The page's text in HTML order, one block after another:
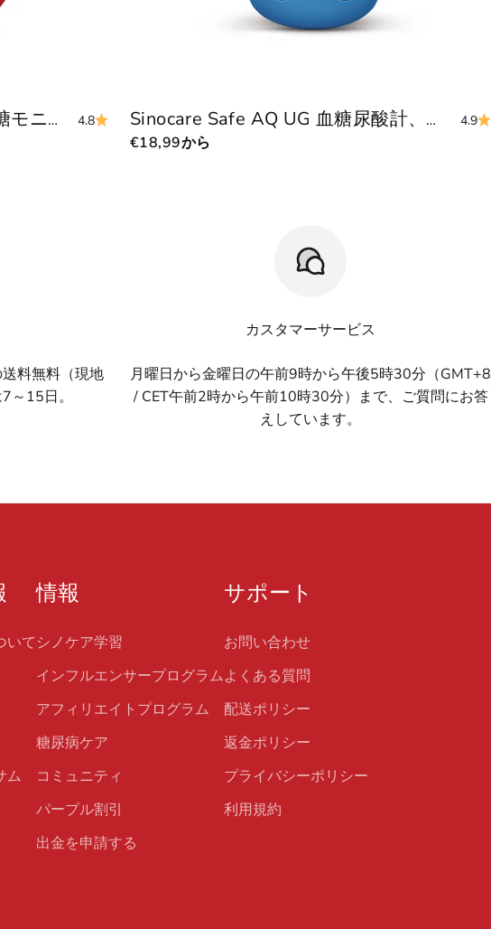
Sinocare Safe AQ スマート血糖モニター、持ち運びに便利、痛みのない検査が可能 4.8 Sinocare Safe AQ UG 血糖尿酸計、高度なテストストリップランセット付き多機能 4.9
セール価格
€18,99から
料無料（現地
～15日。
カスタマーサービス
月曜日から金曜日の午前9時から午後5時30分（GMT+8
/ CET午前2時から午前10時30分）まで、ご質問にお答
えしています。
いて
ム
情報
シノケア学習
インフルエンサープログラム
アフィリエイトプログラム
糖尿病ケア
コミュニティ
パープル割引
出金を申請する
サポート
お問い合わせ
よくある質問
配送ポリシー
返金ポリシー
プライバシーポリシー
利用規約